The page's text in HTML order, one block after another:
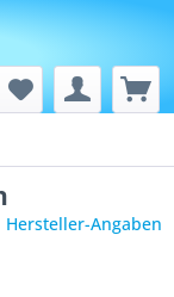
Hersteller-Angaben